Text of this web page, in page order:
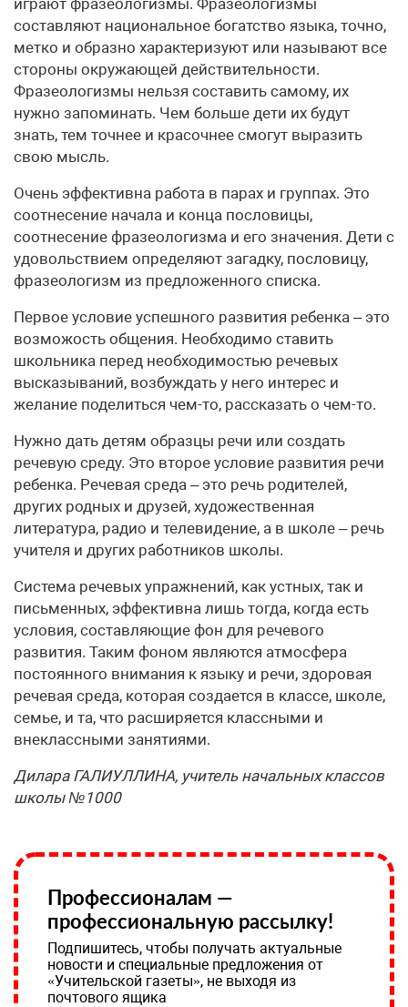
составляют национальное богатство языка, точно,
метко и образно характеризуют или называют все
стороны окружающей действительности.
Фразеологизмы нельзя составить самому, их
нужно запоминать. Чем больше дети их будут
знать, тем точнее и красочнее смогут выразить
свою мысль.
Очень эффективна работа в парах и группах. Это
соотнесение начала и конца пословицы,
соотнесение фразеологизма и его значения. Дети с
удовольствием определяют загадку, пословицу,
фразеологизм из предложенного списка.
Первое условие успешного развития ребенка – это
возможость общения. Необходимо ставить
школьника перед необходимостью речевых
высказываний, возбуждать у него интерес и
желание поделиться чем-то, рассказать о чем-то.
Нужно дать детям образцы речи или создать
речевую среду. Это второе условие развития речи
ребенка. Речевая среда – это речь родителей,
других родных и друзей, художественная
литература, радио и телевидение, а в школе – речь
учителя и других работников школы.
Система речевых упражнений, как устных, так и
письменных, эффективна лишь тогда, когда есть
условия, составляющие фон для речевого
развития. Таким фоном являются атмосфера
постоянного внимания к языку и речи, здоровая
речевая среда, которая создается в классе, школе,
семье, и та, что расширяется классными и
внеклассными занятиями.
Дилара ГАЛИУЛЛИНА, учитель начальных классов
школы №1000
Профессионалам —
профессиональную рассылку!
Подпишитесь, чтобы получать актуальные
новости и специальные предложения от
«Учительской газеты», не выходя из
почтового ящика